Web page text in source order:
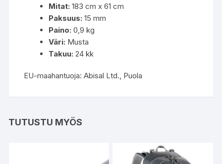
Mitat: 183 cm x 61 cm
Paksuus: 15 mm
Paino: 0,9 kg
Väri: Musta
Takuu: 24 kk
EU-maahantuoja: Abisal Ltd., Puola
TUTUSTU MYÖS